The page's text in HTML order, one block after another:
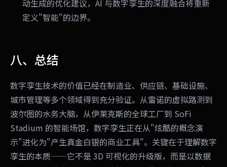
动生成的优化建议，AI 与数字孪生的深度融合将重新
定义"智能"的边界。
八、总结
数字孪生技术的价值已经在制造业、供应链、基础设施、
城市管理等多个领域得到充分验证。从雷诺的虚拟路测到
波尔图的水务大脑，从伊莱克斯的全球工厂到 SoFi
Stadium 的智能场馆，数字孪生正在从"炫酷的概念演
示"进化为"产生真金白银的商业工具"。关键在于理解数字
孪生的本质——它不是 3D 可视化的升级版，而是以数据